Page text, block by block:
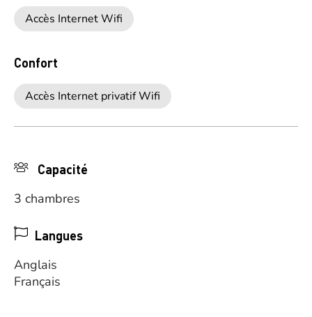
Accès Internet Wifi
Confort
Accès Internet privatif Wifi
Capacité
3 chambres
Langues
Anglais
Français